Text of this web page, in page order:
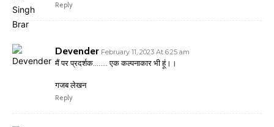
Reply
Devender February 11, 2023 At 6:25 am
मैं पर प्रदर्शक…….. एक कल्पनाकार भी हूं।।
गजब लेखन
Reply